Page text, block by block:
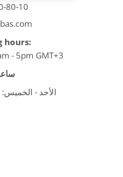
80-10
hours:
- 5pm GMT+3
الأحد - الخميس: 10am - 5pm GMT+3